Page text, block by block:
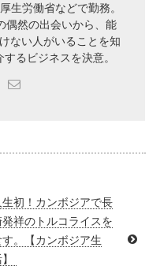
生労働省などで勤務。
偶然の出会いから、能
ない人がいることを知
るビジネスを決意。
生初！カンボジアで長
発祥のトルコライスを
す。【カンボジア生